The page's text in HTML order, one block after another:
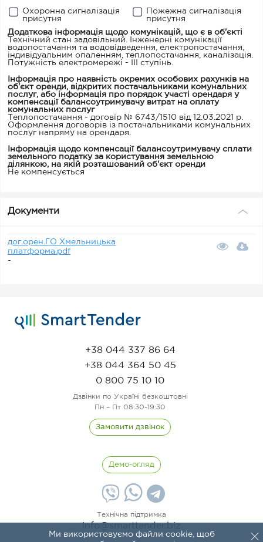
Охоронна сигналізація
присутня
Пожежна сигналізація
присутня
Додаткова інформація щодо комунікацій, що є в об'єкті
Технічний стан задовільний. Інженерні комунікації
водопостачання та водовідведення, електропостачання,
індивідуальним опаленням, теплопостачання, каналізація.
Потужність електромережі - ІІІ ступінь.
Інформація про наявність окремих особових рахунків на
об'єкт оренди, відкритих постачальниками комунальних
послуг, або інформація про порядок участі орендаря у
компенсації балансоутримувачу витрат на оплату
комунальних послуг
Теплопостачання - договір № 6743/1510 від 12.03.2021 р.
Оформлення договорів із постачальниками комунальних
послуг напряму на орендаря.
Інформація щодо компенсації балансоутримувачу сплати
земельного податку за користування земельною
ділянкою, на якій розташований об'єкт оренди
Не компенсується
Документи
дог.орен.ГО Хмельницька
платформа.pdf
-
Ми використовуємо файли cookie, щоб
+38 044 337 86 64
+38 044 364 50 45
0 800 75 10 10
Дзвінки по Україні безкоштовні
Пн – Пт 08:30-19:30
Замовити дзвінок
Технічна підтримка
Демо-огляд